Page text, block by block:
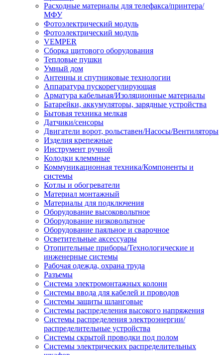
Расходные материалы для телефакса/принтера/
МФУ
Фотоэлектрический модуль
Фотоэлектрический модуль
VEMPER
Сборка щитового оборудования
Тепловые пушки
Умный дом
Антенны и спутниковые технологии
Аппаратура пускорегулирующая
Арматура кабельная/Изоляционные материалы
Батарейки, аккумуляторы, зарядные устройства
Бытовая техника мелкая
Датчики/сенсоры
Двигатели ворот, рольставен/Насосы/Вентиляторы
Изделия крепежные
Инструмент ручной
Колодки клеммные
Коммуникационная техника/Компоненты и
системы
Котлы и обогреватели
Материал монтажный
Материалы для подключения
Оборудование высоковольтное
Оборудование низковольтное
Оборудование паяльное и сварочное
Осветительные аксессуары
Отопительные приборы/Технологические и
инженерные системы
Рабочая одежда, охрана труда
Разъемы
Система электромонтажных колонн
Системы ввода для кабелей и проводов
Системы защиты шланговые
Системы распределения высокого напряжения
Системы распределения электроэнергии/
распределительные устройства
Системы скрытой проводки под полом
Системы электрических распределительных